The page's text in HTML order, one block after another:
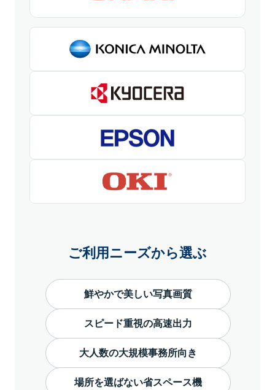
ご利用ニーズから選ぶ
鮮やかで美しい写真画質
スピード重視の高速出力
大人数の大規模事務所向き
場所を選ばない省スペース機